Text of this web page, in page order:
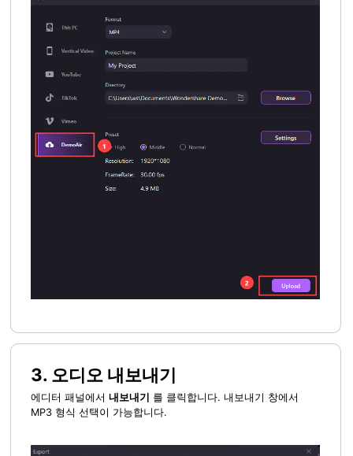
3. 오디오 내보내기
에디터 패널에서내보내기
를 클릭합니다. 내보내기 창에서
MP3 형식 선택이 가능합니다.